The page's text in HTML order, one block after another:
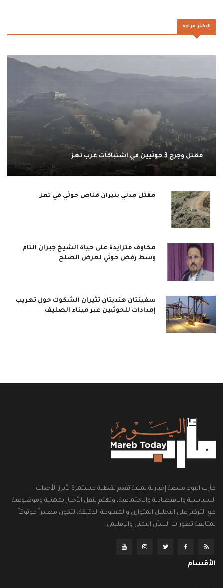
الاكثر قراءة
مقتل وجرح 3 حوثيين في اشتباكات غرب تعز
مقتل مدني بنيران قناص حوثي في تعز
مخاوف متزايدة على حياة الشيخ جبران التام
وسط رفض حوثي لعرض الصلح
سفينتان هنديتان تثيران الشكوك حول تهريب
إمدادات للحوثيين عبر ميناء الصليف
مأرب اليوم منصة إخبارية يمنية تقدم تغطية مستمرة لأبرز الأحداث
السياسية والاقتصادية والاجتماعية، وتهتم بنقل الأخبار بمهنية وموضوعية
مع التركيز على التحليل المتوازن والمعلومة الدقيقة، لتكون مصدراً موثوقاً
لمتابعة تطورات الشأن اليمني والإقليمي.
الأقسام